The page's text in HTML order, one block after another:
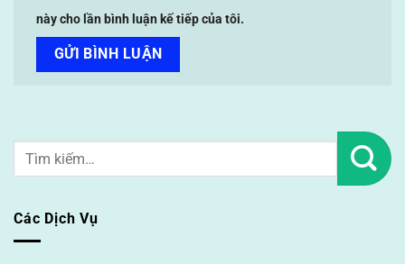
này cho lần bình luận kế tiếp của tôi.
Các Dịch Vụ